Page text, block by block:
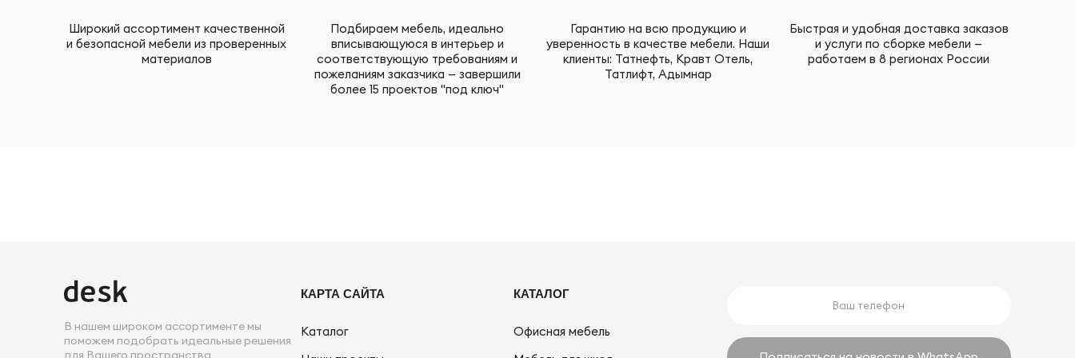
Широкий ассортимент качественной
и безопасной мебели из проверенных
материалов
Подбираем мебель, идеально
вписывающуюся в интерьер и
соответствующую требованиям и
пожеланиям заказчика — завершили
более 15 проектов "под ключ"
Гарантию на всю продукцию и
уверенность в качестве мебели. Наши
клиенты: Татнефть, Кравт Отель,
Татлифт, Адымнар
Быстрая и удобная доставка заказов
и услуги по сборке мебели —
работаем в 8 регионах России
В нашем широком ассортименте мы
поможем подобрать идеальные решения
для Вашего пространства
КАРТА САЙТА
Каталог
КАТАЛОГ
Офисная мебель